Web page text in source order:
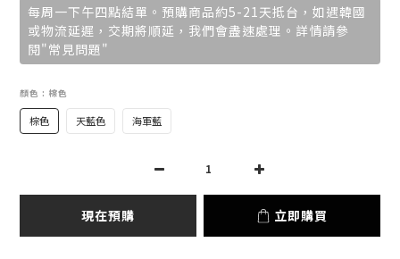
每周一下午四點結單。預購商品約5-21天抵台，如遇韓國
或物流延遲，交期將順延，我們會盡速處理。詳情請參
閱"常見問題"
顏色 : 棕色
棕色 天藍色 海軍藍
現在預購 立即購買